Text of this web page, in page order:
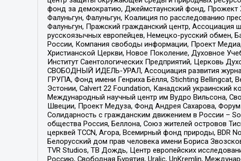
фонд за демократию, Джеймстаунский фонд, Прожект
Фалуньгун, Фалуньгун, Коалиция по расследованию
Фалуньгун, Пражский гражданский центр, Ассоциация
русскоязычных европейцев, Немецко-русский
России, Компания свободы информации, Проект Медиа,
Христианской Церкви, Новое Поколение, Духовное
Институт Саентологических Предприятий, Церковь
СВОБОДНЫЙ ИДЕЛЬ-УРАЛ, Ассоциация развития
ГРУПА, Фонд имени Генриха Бёлля, Stichting Bellingcat,
Эстонии, Calvert 22 Foundation, Канадский
Международный научный центр им Вудро Вильсона,
Швеции, Проект Медуза, Фонд Андрея Сахарова,
Солидарность с гражданским движением в России –
общества Россия, Беллона, Союз жителей островов
церквей TCCN, Агора, Всемирный фонд природы, BDR
Белорусский дом прав человека имени Бориса
TVR Studios, ТВ Дождь, Центр европейских
Россию, Свободная Бурятия, Uralic, UnKremlin,